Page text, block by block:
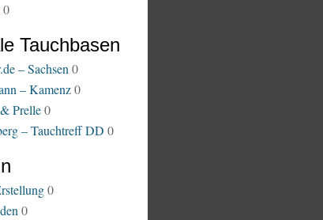
0
Tauchbasen
– Sachsen 0
– Kamenz0
Prelle0
– Tauchtreff DD 0
0
0